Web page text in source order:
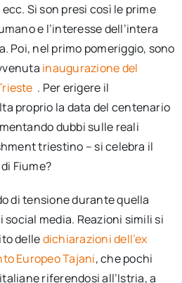
Si son presi così le prime
e l’interesse dell’intera
Poi, nel primo pomeriggio, sono
inaugurazione del
. Per erigere il
proprio la data del centenario
dubbi sulle reali
triestino – si celebra il
Fiume?
di tensione durante quella
media. Reazioni simili si
delledichiarazioni dell’ex
Europeo Tajani, che pochi
riferendosi all’Istria, a